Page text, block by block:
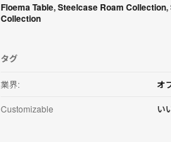
す
る
Floema Table,Steelcase Roam Collection,
Collection
タグ
業界: オ
Customizable い